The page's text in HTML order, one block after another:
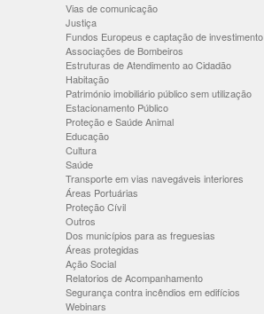
Vias de comunicação
Justiça
Fundos Europeus e captação de investimento
Associações de Bombeiros
Estruturas de Atendimento ao Cidadão
Habitação
Património imobiliário público sem utilização
Estacionamento Público
Proteção e Saúde Animal
Educação
Cultura
Saúde
Transporte em vias navegáveis interiores
Áreas Portuárias
Proteção Cívil
Outros
Dos municípios para as freguesias
Áreas protegidas
Ação Social
Relatorios de Acompanhamento
Segurança contra incêndios em edifícios
Webinars